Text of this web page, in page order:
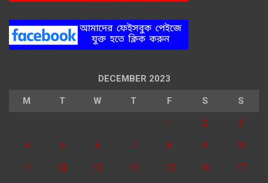
DECEMBER 2023
M T W T F S S
1 2 3
4 5 6 7 8 9 10
11 12 13 14 15 16 17